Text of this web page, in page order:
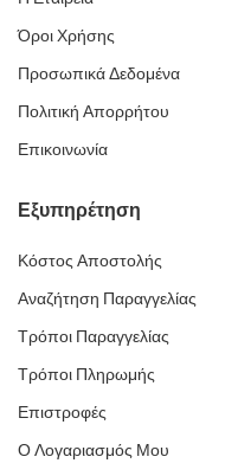
Όροι Χρήσης
Προσωπικά Δεδομένα
Πολιτική Απορρήτου
Επικοινωνία
Εξυπηρέτηση
Κόστος Αποστολής
Αναζήτηση Παραγγελίας
Τρόποι Παραγγελίας
Τρόποι Πληρωμής
Επιστροφές
Ο Λογαριασμός Μου